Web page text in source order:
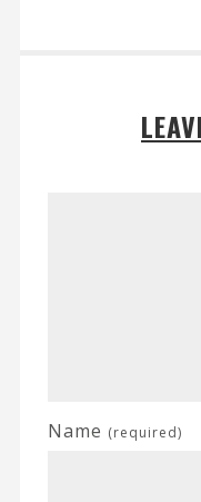
Name (required)